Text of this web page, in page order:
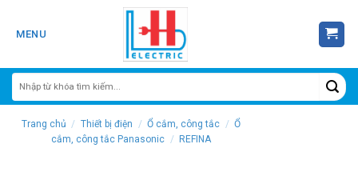
MENU
Trang chủ / Thiết bị điện / Ổ cắm, công tắc / Ổ
cắm, công tắc Panasonic / REFINA